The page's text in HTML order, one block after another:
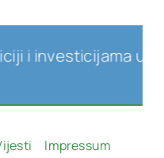
u
Impressum